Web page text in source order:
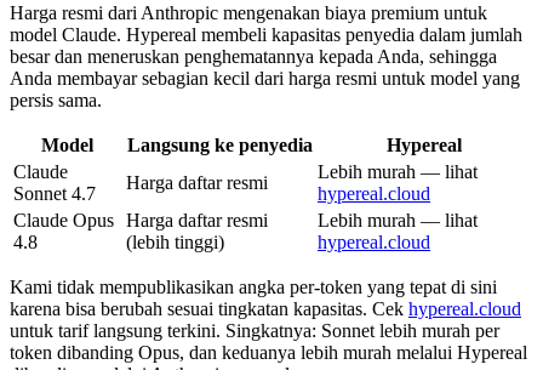
Harga resmi dari Anthropic mengenakan biaya premium untuk
model Claude. Hypereal membeli kapasitas penyedia dalam jumlah
besar dan meneruskan penghematannya kepada Anda, sehingga
Anda membayar sebagian kecil dari harga resmi untuk model yang
persis sama.
Model Langsung ke penyedia
Hypereal
Claude
Sonnet 4.7
Harga daftar resmi
Lebih murah — lihat
hypereal.cloud
Claude Opus
4.8
Harga daftar resmi
(lebih tinggi)
Lebih murah — lihat
hypereal.cloud
Kami tidak mempublikasikan angka per-token yang tepat di sini
karena bisa berubah sesuai tingkatan kapasitas. Cek hypereal.cloud
untuk tarif langsung terkini. Singkatnya: Sonnet lebih murah per
token dibanding Opus, dan keduanya lebih murah melalui Hypereal